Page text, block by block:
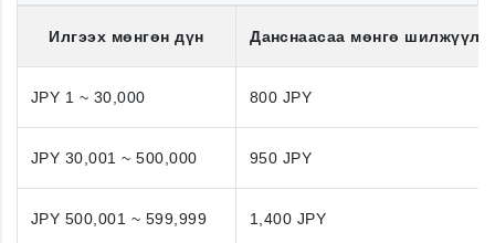
Илгээх мөнгөн дүн Данснаасаа мөнгө
JPY 1 ~ 30,000 800 JPY
JPY 30,001 ~ 500,000 950 JPY
JPY 500,001 ~ 599,999 1,400 JPY